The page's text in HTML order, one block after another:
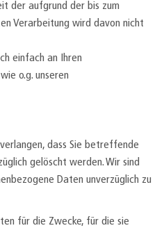
der aufgrund der bis zum
Verarbeitung wird davon nicht
einfach an Ihren
o.g. unseren
dass Sie betreffende
gelöscht werden. Wir sind
Daten unverzüglich zu
für die Zwecke, für die sie